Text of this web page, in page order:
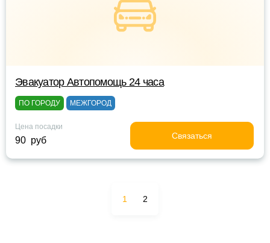
Эвакуатор Автопомощь 24 часа
ПО ГОРОДУ МЕЖГОРОД
Цена посадки
90 руб Связаться
1 2